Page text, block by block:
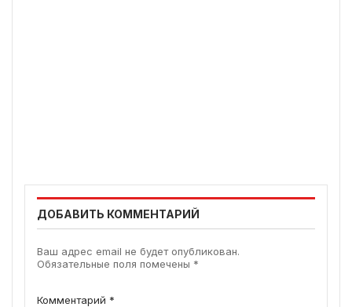
ДОБАВИТЬ КОММЕНТАРИЙ
Ваш адрес email не будет опубликован.
Обязательные поля помечены *
Комментарий *